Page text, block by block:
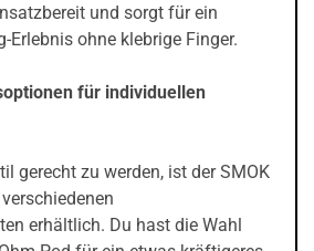
und sorgt für ein
Erlebnis ohne klebrige Finger.
für individuellen
gerecht zu werden, ist der SMOK
erhältlich. Du hast die Wahl